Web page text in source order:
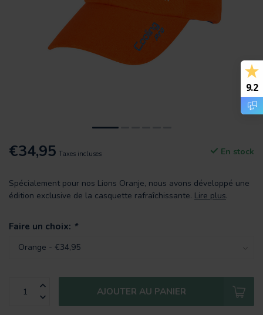
€34,95 Taxes incluses En stock
Spécialement pour nos Lions Oranje, nous avons développé une
édition exclusive de la casquette rafraîchissante. Lire plus.
Faire un choix: *
AJOUTER AU PANIER
9.2